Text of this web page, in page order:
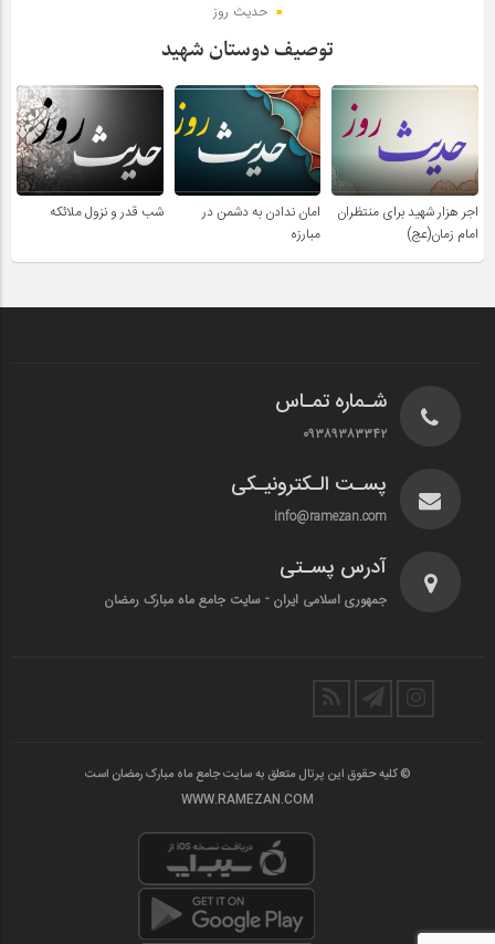
حدیث روز
توصیف دوستان شهید
اجر هزار شهید برای منتظران
امام زمان(عج)
امان ندادن به دشمن در
مبارزه
شب قدر و نزول ملائکه
شـماره تمـاس
۰۹۳۸۹۳۸۳۳۴۲
پسـت الـکترونیـکی
info@ramezan.com
آدرس پسـتی
جمهوری اسلامی ایران - سایت جامع ماه مبارک رمضان
© کلیه حقوق این پرتال متعلق به سایت جامع ماه مبارک رمضان است
WWW.RAMEZAN.COM